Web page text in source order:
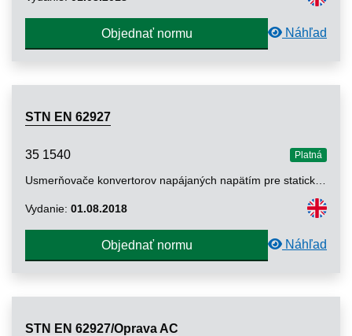
Objednať normu Náhľad
STN EN 62927
35 1540 Platná
Vydanie: 01.08.2018
Objednať normu Náhľad
STN EN 62927/Oprava AC